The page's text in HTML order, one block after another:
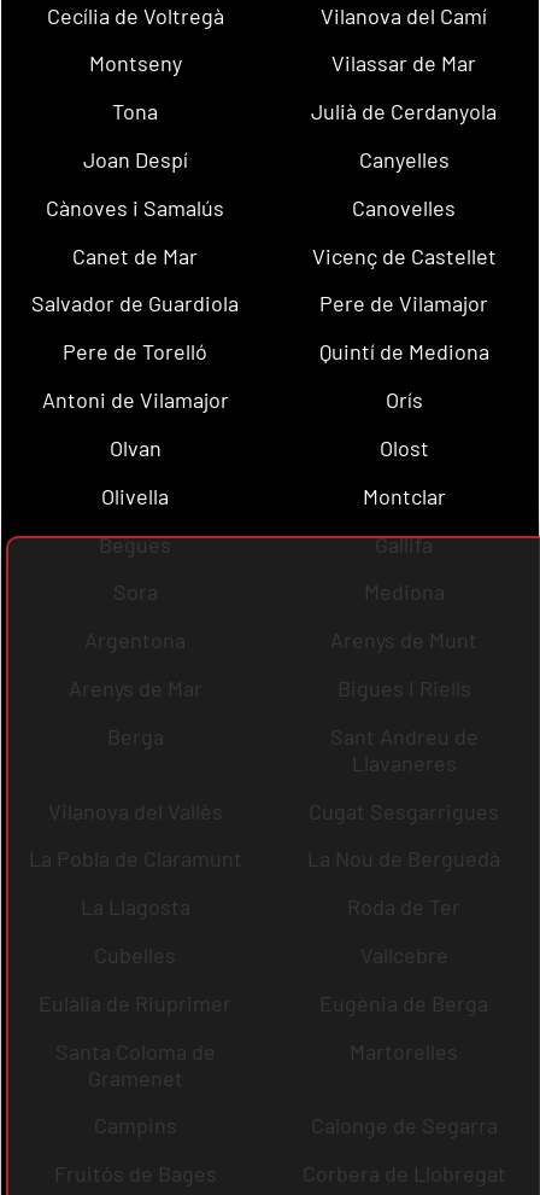
Cecília de Voltregà
Vilanova del Camí
Montseny
Vilassar de Mar
Tona
Julià de Cerdanyola
Joan Despí
Canyelles
Cànoves i Samalús
Canovelles
Canet de Mar
Vicenç de Castellet
Salvador de Guardiola
Pere de Vilamajor
Pere de Torelló
Quintí de Mediona
Antoni de Vilamajor
Orís
Olvan
Olost
Olivella
Montclar
Begues
Gallifa
Sora
Mediona
Argentona
Arenys de Munt
Arenys de Mar
Bigues i Riells
Berga
Sant Andreu de
Llavaneres
Vilanova del Vallès
Cugat Sesgarrigues
La Pobla de Claramunt
La Nou de Berguedà
La Llagosta
Roda de Ter
Cubelles
Vallcebre
Eulàlia de Riuprimer
Eugènia de Berga
Santa Coloma de
Gramenet
Martorelles
Campins
Calonge de Segarra
Fruitós de Bages
Corbera de Llobregat